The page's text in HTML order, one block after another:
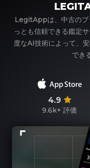
LegitAppは、中古のブ
っとも信頼できる鑑定
度なAI技術によって、
でき
4.9
9.6k+ 評価